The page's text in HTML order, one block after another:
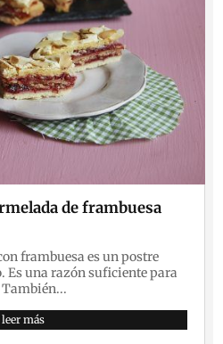
de frambuesa
frambuesa es un postre
una razón suficiente para
leer más